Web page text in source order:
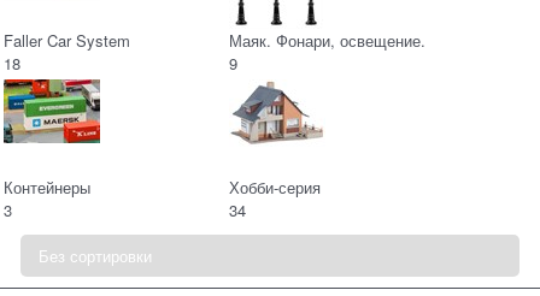
Faller Car System
18
Маяк. Фонари, освещение.
9
Контейнеры
3
Хобби-серия
34